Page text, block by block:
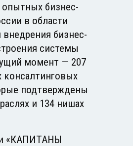
бизнес-
в области
бизнес-
системы
момент — 207
консалтинговых
подтверждены
и 134 нишах
«КАПИТАНЫ